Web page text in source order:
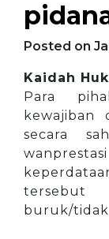
Posted on
Kaidah
Para
kewajiban
secara
tersebut
buruk/tidak